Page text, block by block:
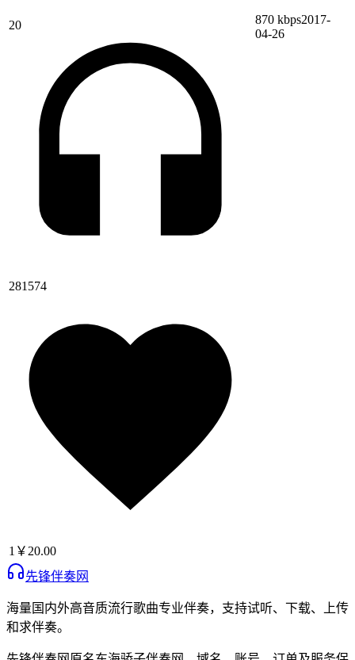
20
281574
1 ￥20.00
870 kbps2017-
04-26
先锋伴奏网
海量国内外高音质流行歌曲专业伴奏，支持试听、下载、上传
和求伴奏。